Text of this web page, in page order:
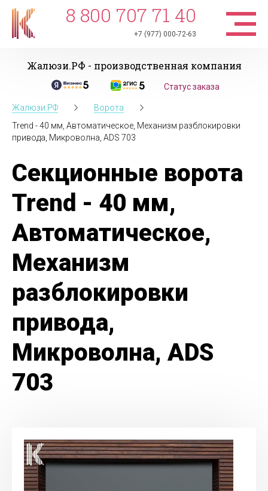
8 800 707 71 40
+7 (977) 000-72-63
Жалюзи.РФ - производственная компания
Статус заказа
Жалюзи.РФ
Ворота
Trend - 40 мм, Автоматическое, Механизм разблокировки
привода, Микроволна, ADS 703
Секционные ворота
Trend - 40 мм,
Автоматическое,
Механизм
разблокировки
привода,
Микроволна, ADS
703